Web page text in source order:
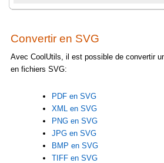
Convertir en SVG
Avec CoolUtils, il est possible de convertir
en fichiers SVG:
PDF en SVG
XML en SVG
PNG en SVG
JPG en SVG
BMP en SVG
TIFF en SVG